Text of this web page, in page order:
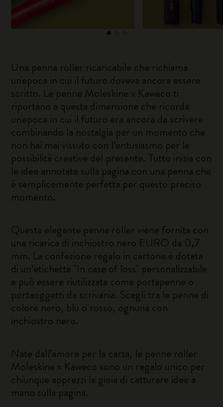
Una penna roller ricaricabile che richiama
un'epoca in cui il futuro doveva ancora essere
scritto. Le penne Moleskine x Kaweco ti
riportano a questa dimensione che ricorda
un'epoca in cui il futuro era ancora da scrivere
combinando la nostalgia per un momento che
non hai mai vissuto con l’entusiasmo per le
possibilità creative del presente. Tutto inizia con
le idee annotate sulla pagina con una penna che
è semplicemente perfetta per questo preciso
momento.
Questa elegante penna roller viene fornita con
una ricarica di inchiostro nero EURO da 0,7
mm. La confezione regalo in cartone è dotata
di un’etichetta "In case of loss" personalizzabile
e può essere riutilizzata come portapenne o
portaoggetti da scrivania. Scegli tra le penne di
colore nero, blu o rosso, ognuna con
inchiostro nero.
Nate dall’amore per la carta, le penne roller
Moleskine x Kaweco sono un regalo unico per
chiunque apprezzi la gioia di catturare idee a
mano sulla pagina.